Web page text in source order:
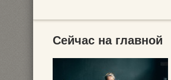
Сейчас на главной